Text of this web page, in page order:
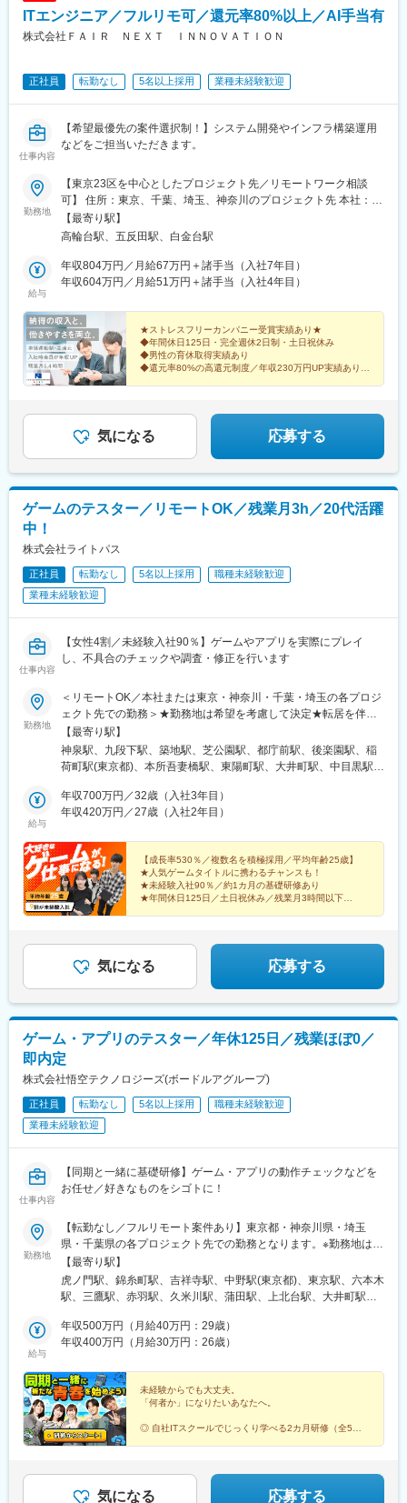
ITエンジニア／フルリモ可／還元率80%以上／AI手当有
株式会社ＦＡＩＲ ＮＥＸＴ ＩＮＮＯＶＡＴＩＯＮ
正社員 転勤なし 5名以上採用 業種未経験歓迎
仕事内容
【希望最優先の案件選択制！】システム開発やインフラ構築運用
などをご担当いただきます。
勤務地
【東京23区を中心としたプロジェクト先／リモートワーク相談
可】 住所：東京、千葉、埼玉、神奈川のプロジェクト先 本社：東
京都品川区東五反田4-5-2 五反田NTビル9F勤務地最寄り駅：JR／
五反田駅 都営浅草線／高輪台駅※受動喫煙対策：
【最寄り駅】
高輪台駅、五反田駅、白金台駅
給与
年収804万円／月給67万円＋諸手当（入社7年目）
年収604万円／月給51万円＋諸手当（入社4年目）
★ストレスフリーカンパニー受賞実績あり★
◆年間休日125日・完全週休2日制・土日祝休み
◆男性の育休取得実績あり
◆還元率80%の高還元制度／年収230万円UP実績あり！
気になる 応募する
ゲームのテスター／リモートOK／残業月3h／20代活躍
中！
株式会社ライトパス
正社員 転勤なし 5名以上採用
職種未経験歓迎
業種未経験歓迎
仕事内容
【女性4割／未経験入社90％】ゲームやアプリを実際にプレイ
し、不具合のチェックや調査・修正を行います
勤務地
＜リモートOK／本社または東京・神奈川・千葉・埼玉の各プロジ
ェクト先での勤務＞★勤務地は希望を考慮して決定★転居を伴う
転勤はありません★U・Iターン歓迎！■本社東京都渋谷区道玄坂1-
19-11 寿道玄坂ビル8F└各線「渋谷駅」から徒歩5分└京王井の頭
線「神泉駅」から徒歩4分※受動喫煙対策：オフィス内禁煙＝＝
務に慣れた後は、在宅勤務も可能です。週1回以上リモートで働く
社員も多く、プロジェクトによってはフルリモートも可能です。
ントで用意するドリンクや軽食は、社員の声をもとにセレクト。
希望を気軽に伝えられる、フラットで風通しの良い環境です。
【最寄り駅】
神泉駅、九段下駅、築地駅、芝公園駅、都庁前駅、後楽園駅、稲
荷町駅(東京都)、本所吾妻橋駅、東陽町駅、大井町駅、中目黒駅、
向原駅(東京都)、王子駅、荒川二丁目駅、新板橋駅、練馬駅、梅島
駅、京成立石駅、新小岩駅、昭島駅、東秋留駅、若葉台駅、東所
布駅、田無駅、西八王子駅、羽村駅、東久留米駅、久米川駅、上
北台駅、日野駅(東京都)、府中駅(東京都)、福生駅、町田駅、武蔵
境駅、馬車道駅、京急川崎駅、相模原駅、横須賀中央駅、平塚
駅、鎌倉駅、藤沢駅、風祭駅、北茅ケ崎駅、逗子・葉山駅、三崎
口駅、秦野駅、本厚木駅、鶴間駅、伊勢原駅、海老名駅(相鉄・小
大神宮下駅、松戸駅、愛宕駅(千葉県)、京成臼井駅、京成津田沼
駅、柏駅、上総村上駅、流山駅、八千代緑が丘駅、我孫子駅、新
鎌ケ谷駅、新浦安駅、四街道駅、北浦和駅、本川越駅、南鳩ケ谷
駅、久喜駅、北本駅、八潮駅、鶴瀬駅、三郷中央駅、蓮田駅、若
葉駅、幸手駅、一本松駅(埼玉県)、吉川駅、ふじみ野駅、築地市場
駅、赤羽橋駅、西新宿駅、春日駅(東京都)、上野駅、浅草駅、下神
駅前駅、荒川区役所前駅、下板橋駅、京王多摩川駅、東村山駅、
府中本町駅、牛浜駅、川崎駅、和田塚駅、茅ケ崎駅、逗子駅、千
スカイツリー駅、松陰神社前駅、東池袋四丁目駅、飛鳥山駅、荒
川一中前駅、板橋区役所前駅、分倍河原駅、関内駅、県庁前駅(千
給与
年収700万円／32歳（入社3年目）
年収420万円／27歳（入社2年目）
【成長率530％／複数名を積極採用／平均年齢25歳】
★人気ゲームタイトルに携わるチャンスも！
★未経験入社90％／約1カ月の基礎研修あり
★年間休日125日／土日祝休み／残業月3時間以下
気になる 応募する
ゲーム・アプリのテスター／年休125日／残業ほぼ0／
即内定
株式会社悟空テクノロジーズ(ボードルアグループ)
正社員 転勤なし 5名以上採用
職種未経験歓迎
業種未経験歓迎
仕事内容
【同期と一緒に基礎研修】ゲーム・アプリの動作チェックなどを
お任せ／好きなものをシゴトに！
勤務地
【転勤なし／フルリモート案件あり】東京都・神奈川県・埼玉
県・千葉県の各プロジェクト先での勤務となります。※勤務地はご
希望を考慮いたします。※在宅案件も多数！プライベートも大切に
しながら働けます♪＜本社＞東京都港区虎ノ門1-12-1 虎ノ門第一
法規ビル2F※受動喫煙対策：屋内全面禁煙★仲間と過ごせる帰社
機会（「悟空でゴクゥ」やイベント）を設けています。自由に食
べ飲みをしたり、ゲームをしたり、趣味の話をしたり。「今の現
り。些細なことでも情報交換できるので、安心して仕事に取り組
めます！事業拡大に向けて10名以上の積極採用！☆★Instagram
で、メンバーや会社のことについて発信中☆★
【最寄り駅】
虎ノ門駅、錦糸町駅、吉祥寺駅、中野駅(東京都)、東京駅、六本木
駅、三鷹駅、赤羽駅、久米川駅、蒲田駅、上北台駅、大井町駅、
馬場駅、新橋駅、荻窪駅、恵比寿駅、日野駅(東京都)、府中競馬正
門前駅、武蔵引田駅、秋葉原駅、中目黒駅、府中駅(東京都)、上石
駅、多摩センター駅、上野駅、立川北駅、京急川崎駅、天王町
駅、さがみ野駅、みなとみらい駅、横須賀駅、厚木駅、相模原
駅、愛甲石田駅、新丸子駅、向ケ丘遊園駅、鴨居駅、横浜駅、朝
霞駅、ふじみ野駅、上尾駅、戸田駅(埼玉県)、和光市駅、さいたま
新都心駅、大宮駅(埼玉県)、川越駅、印西牧の原駅、京成八幡駅、
駅、船橋駅、我孫子駅、浦安駅(千葉県)、虎ノ門ヒルズ駅、住吉駅
(東京都)、井の頭公園駅、二重橋前駅、六本木一丁目駅、赤羽岩淵
給与
年収500万円（月給40万円：29歳）
年収400万円（月給30万円：26歳）
未経験からでも大丈夫。
「何者か」になりたいあなたへ。
◎ 自社ITスクールでじっくり学べる2カ月研修（全5
◎ 土日祝休み／残業ほぼなし
気になる 応募する